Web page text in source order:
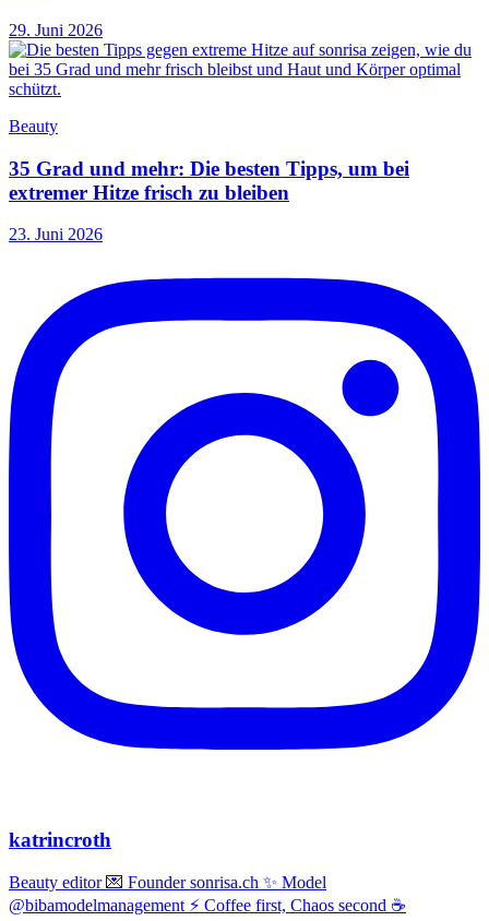
29. Juni 2026
Beauty
35 Grad und mehr: Die besten Tipps, um bei
extremer Hitze frisch zu bleiben
23. Juni 2026
katrincroth
Beauty editor 💌 Founder sonrisa.ch ✨ Model
@bibamodelmanagement ⚡ Coffee first, Chaos second ☕